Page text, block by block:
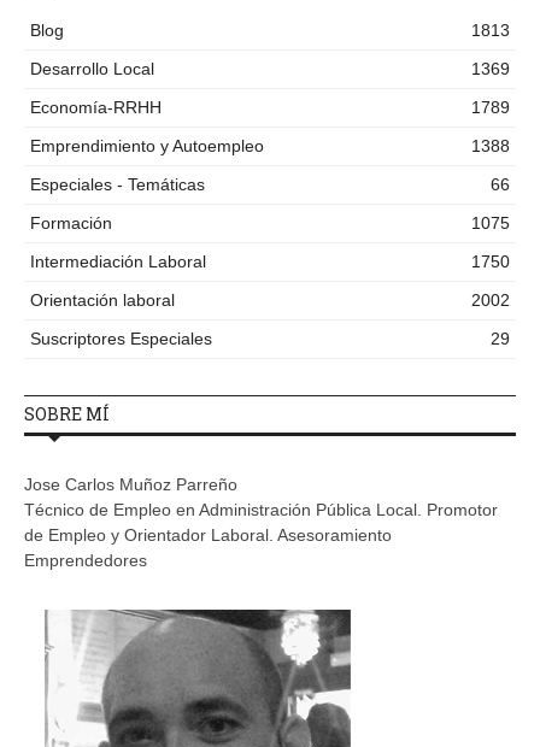
Blog
1813
Desarrollo Local
1369
Economía-RRHH
1789
Emprendimiento y Autoempleo
1388
Especiales - Temáticas
66
Formación
1075
Intermediación Laboral
1750
Orientación laboral
2002
Suscriptores Especiales
29
SOBRE MÍ
Jose Carlos Muñoz Parreño
Técnico de Empleo en Administración Pública Local. Promotor
de Empleo y Orientador Laboral. Asesoramiento
Emprendedores